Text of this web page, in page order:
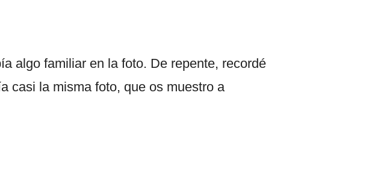
algo familiar en la foto. De repente, recordé
casi la misma foto, que os muestro a